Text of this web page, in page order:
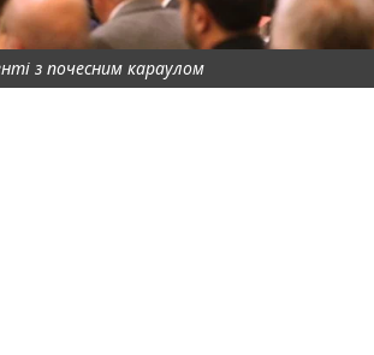
з почесним караулом